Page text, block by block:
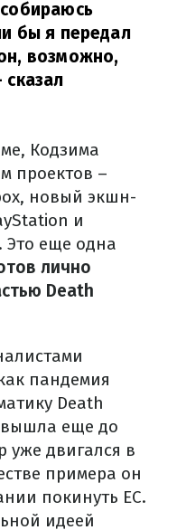
бы я передал
возможно,
сказал
Кодзима
проектов –
новый экшн-
и
еще одна
лично
Death
пандемия
Death
вышла еще до
уже двигался в
примера он
покинуть ЕС.
идеей